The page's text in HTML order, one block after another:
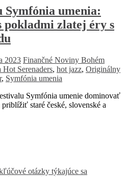
Symfónia umenia:
pokladmi zlatej éry s
2023 Finančné Noviny Bohém
Hot Serenaders, hot jazz, Originálny
, Symfónia umenia
Symfónia umenie dominovať
staré české, slovenské a